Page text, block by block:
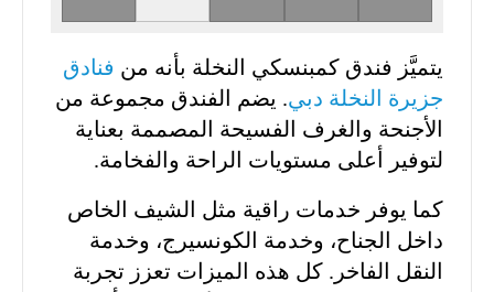
يتميَّز فندق كمبنسكي النخلة بأنه من فنادق
جزيرة النخلة دبي. يضم الفندق مجموعة من
الأجنحة والغرف الفسيحة المصممة بعناية
لتوفير أعلى مستويات الراحة والفخامة.
كما يوفر خدمات راقية مثل الشيف الخاص
داخل الجناح، وخدمة الكونسيرج، وخدمة
النقل الفاخر. كل هذه الميزات تعزز تجربة